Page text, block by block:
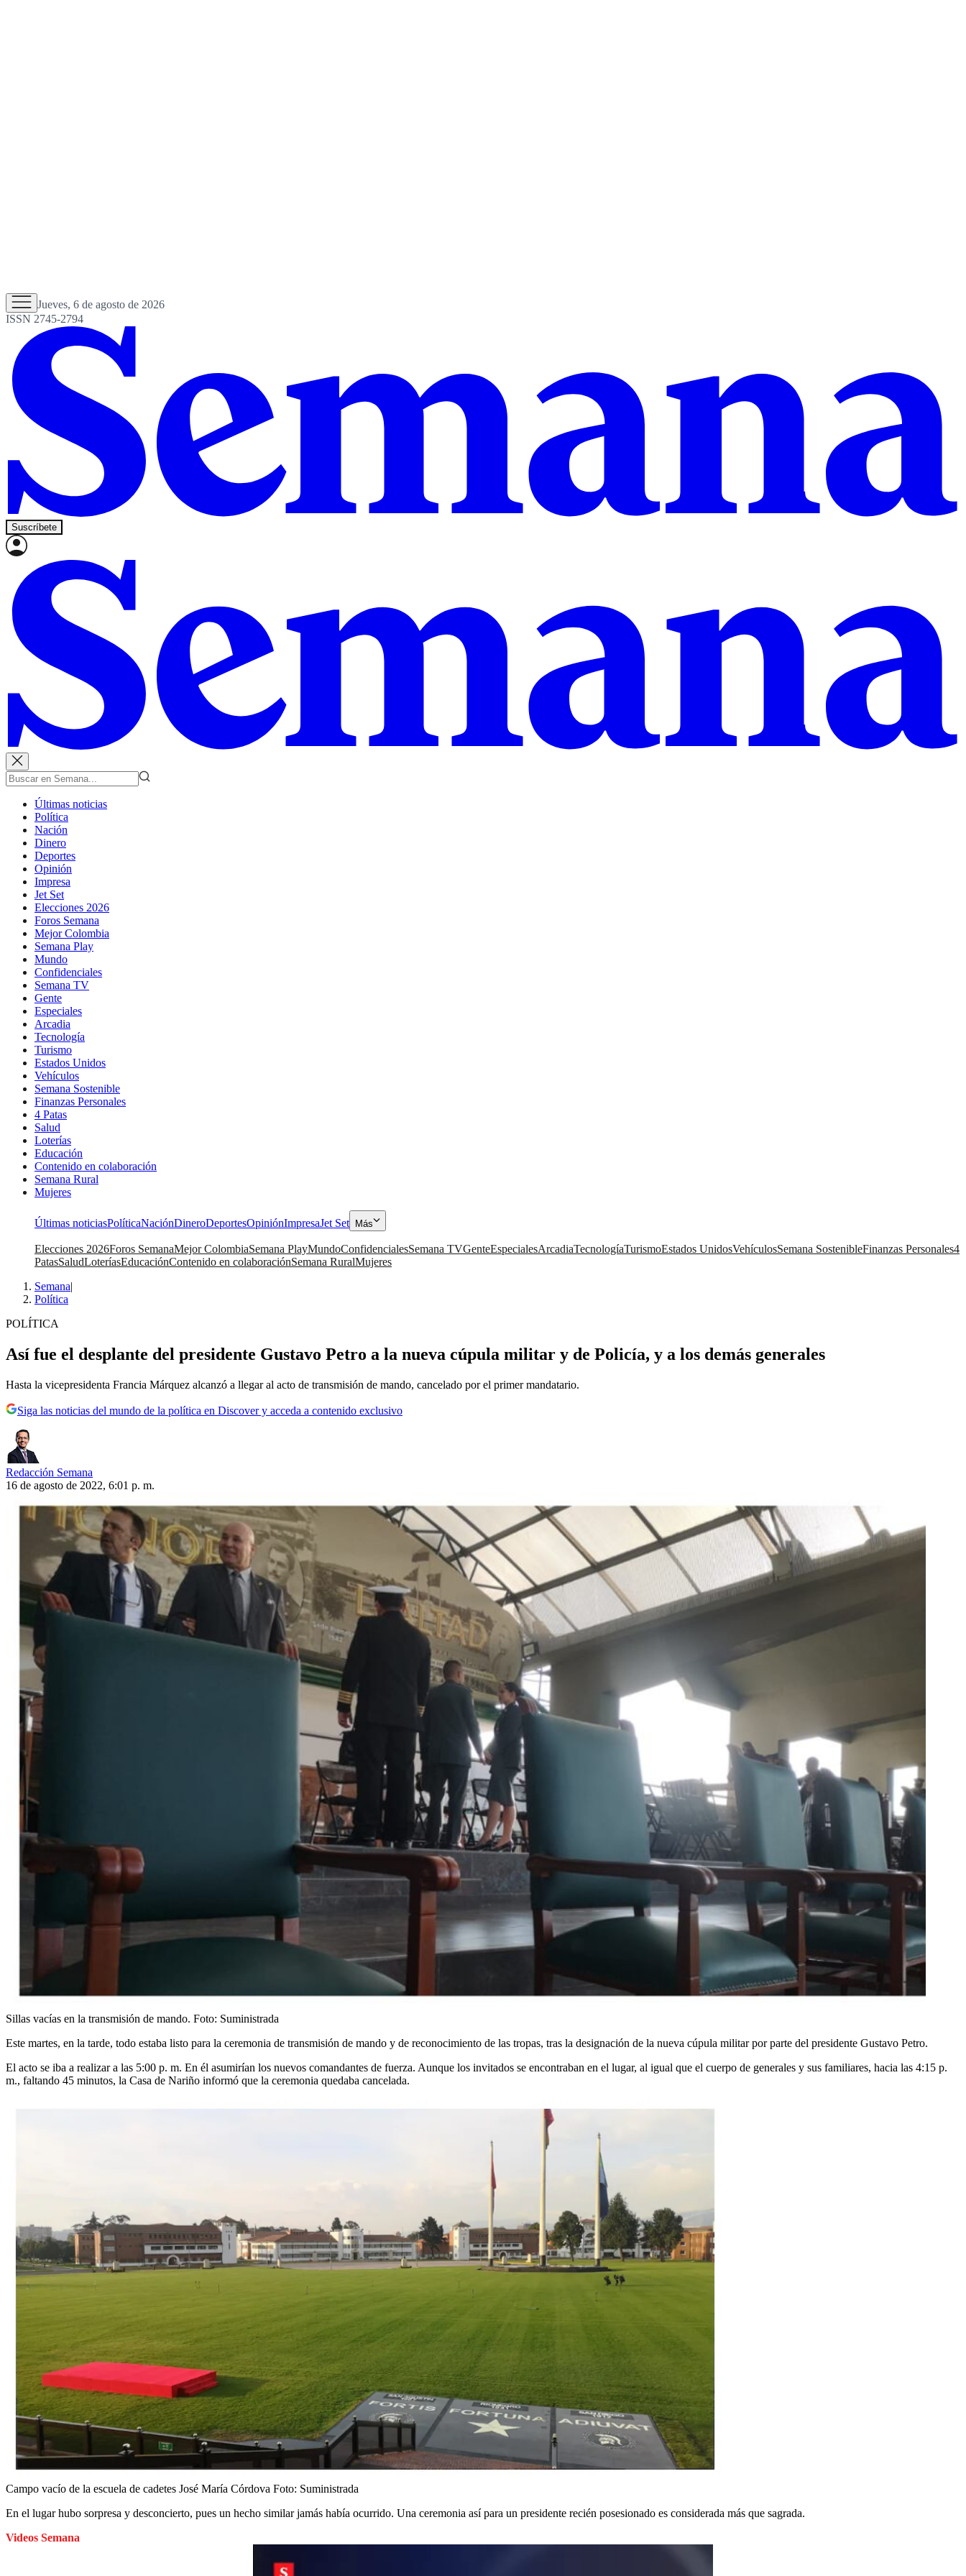
Jueves, 6 de agosto de 2026
ISSN 2745-2794
Suscríbete
Últimas noticias
Política
Nación
Dinero
Deportes
Opinión
Impresa
Jet Set
Elecciones 2026
Foros Semana
Mejor Colombia
Semana Play
Mundo
Confidenciales
Semana TV
Gente
Especiales
Arcadia
Tecnología
Turismo
Estados Unidos
Vehículos
Semana Sostenible
Finanzas Personales
4 Patas
Salud
Loterías
Educación
Contenido en colaboración
Semana Rural
Mujeres
Últimas noticiasPolíticaNaciónDineroDeportesOpiniónImpresaJet Set Más
Elecciones 2026Foros SemanaMejor ColombiaSemana PlayMundoConfidencialesSemana TVGenteEspecialesArcadiaTecnologíaTurismoEstados UnidosVehículosSemana SostenibleFinanzas Personales4
PatasSaludLoteríasEducaciónContenido en colaboraciónSemana RuralMujeres
Semana|
Política
POLÍTICA
Así fue el desplante del presidente Gustavo Petro a la nueva cúpula militar y de Policía, y a los demás generales
Hasta la vicepresidenta Francia Márquez alcanzó a llegar al acto de transmisión de mando, cancelado por el primer mandatario.
Siga las noticias del mundo de la política en Discover y acceda a contenido exclusivo
Redacción Semana
16 de agosto de 2022, 6:01 p. m.
Sillas vacías en la transmisión de mando. Foto: Suministrada
Este martes, en la tarde, todo estaba listo para la ceremonia de transmisión de mando y de reconocimiento de las tropas, tras la designación de la nueva cúpula militar por parte del presidente Gustavo Petro.
El acto se iba a realizar a las 5:00 p. m. En él asumirían los nuevos comandantes de fuerza. Aunque los invitados se encontraban en el lugar, al igual que el cuerpo de generales y sus familiares, hacia las 4:15 p.
m., faltando 45 minutos, la Casa de Nariño informó que la ceremonia quedaba cancelada.
Campo vacío de la escuela de cadetes José María Córdova Foto: Suministrada
En el lugar hubo sorpresa y desconcierto, pues un hecho similar jamás había ocurrido. Una ceremonia así para un presidente recién posesionado es considerada más que sagrada.
Videos Semana